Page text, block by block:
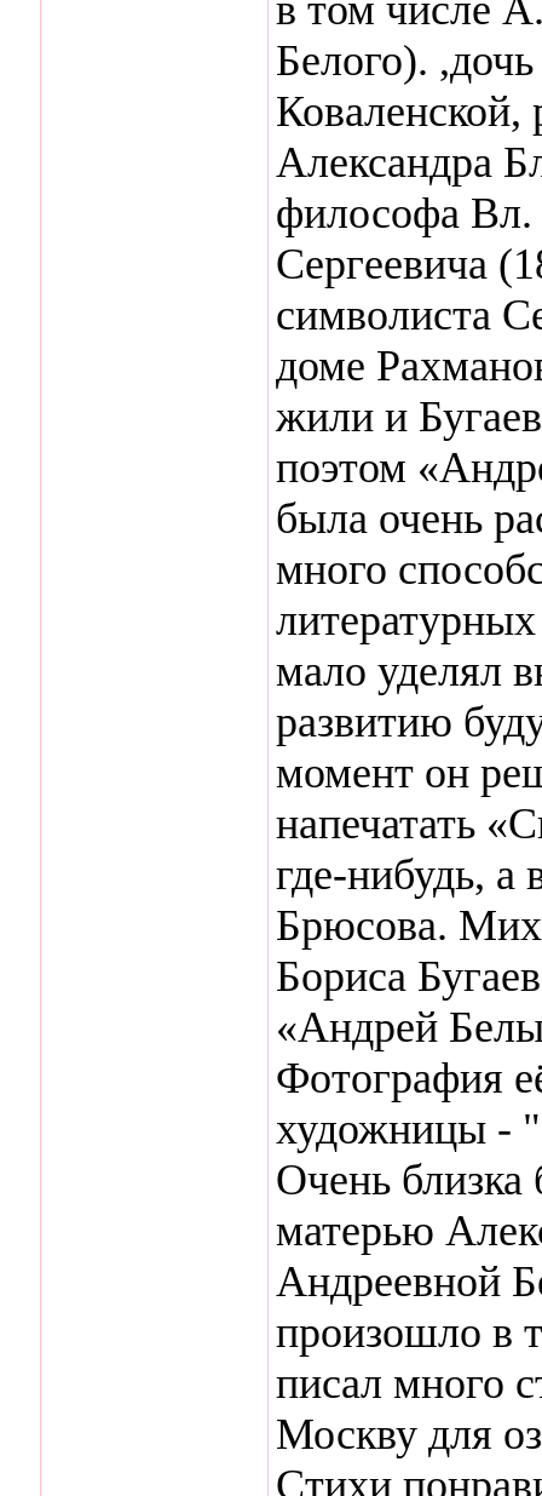
Белого).
Александра
философа
Сергеевича
символиста
доме
жили и
поэтом
была очень
много
мало уделял
развитию
момент он
напечатать
где-нибудь, а
Брюсова.
Бориса
«Андрей
Фотография
художницы -
Очень
матерью
Андреевной
произошло в
писал много
Москву для
Стихи